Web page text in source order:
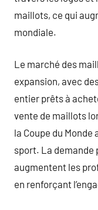
maillots, ce qui
mondiale.
Le marché des
expansion, avec
entier prêts à
vente de maillots
la Coupe du Monde
sport. La demande
augmentent les
en renforçant